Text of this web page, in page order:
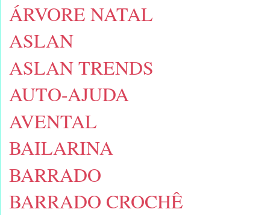
ÁRVORE NATAL
ASLAN
ASLAN TRENDS
AUTO-AJUDA
AVENTAL
BAILARINA
BARRADO
BARRADO CROCHÊ